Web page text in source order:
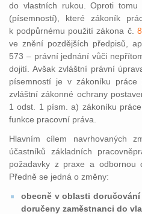
do vlastních rukou. Oproti
(písemností), které zákoník
k podpůrnému použití zákona č.
ve znění pozdějších předpisů,
573 – právní jednání vůči
dojití. Avšak zvláštní právní
písemností je v zákoníku práce
zvláštní zákonné ochrany
1 odst. 1 písm. a) zákoníku
funkce pracovní práva.
Hlavním cílem navrhovaných
účastníků základních
požadavky z praxe a odbornou
Předně se jedná o změny:
obecně v oblasti
doručeny zaměstnanci do